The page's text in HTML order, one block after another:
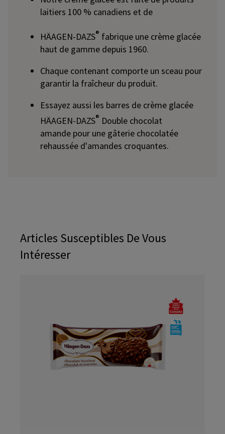
laitiers 100 % canadiens et de
HÄAGEN-DAZS® fabrique une crème glacée
haut de gamme depuis 1960.
Chaque contenant comporte un sceau pour
garantir la fraîcheur du produit.
Essayez aussi les barres de crème glacée
HÄAGEN-DAZS® Double chocolat
amande pour une gâterie chocolatée
rehaussée d'amandes croquantes.
Articles Susceptibles De Vous
Intéresser